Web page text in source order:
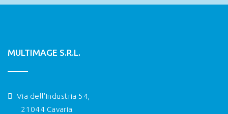
MULTIMAGE S.R.L.
Via dell'Industria 54,
21044 Cavaria